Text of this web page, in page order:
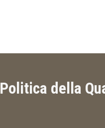
Politica della